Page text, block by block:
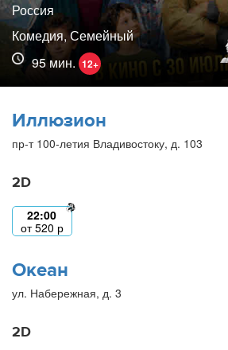
Россия
Комедия, Семейный
95 мин. 12+
Иллюзион
пр-т 100-летия Владивостоку, д. 103
2D
22:00
от520 р
Океан
ул. Набережная, д. 3
2D